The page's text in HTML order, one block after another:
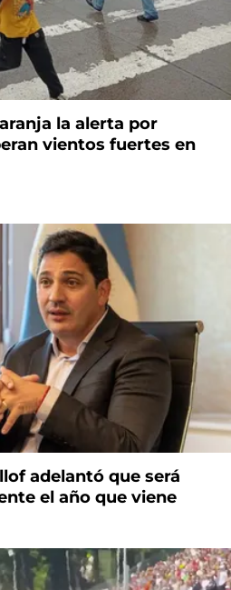
la alerta por
vientos fuertes en
adelantó que será
el año que viene